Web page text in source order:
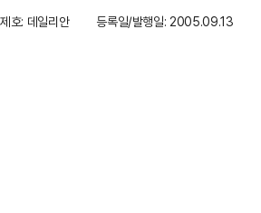
제호: 데일리안
등록일/발행일: 2005.09.13